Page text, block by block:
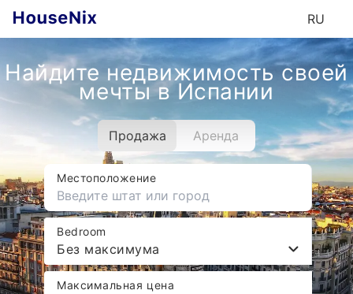
RU
Найдите недвижимость своей
мечты в Испании
Продажа Аренда
Местоположение
Bedroom
Без максимума
Максимальная цена